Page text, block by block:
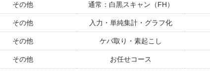
その他 通常：白黒スキャン（FH）
その他 入力・単純集計・グラフ化
その他 ケバ取り・素起こし
その他 お任せコース